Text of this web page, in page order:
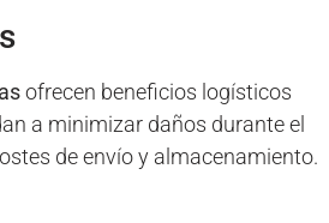
ofrecen beneficios logísticos
a minimizar daños durante el
de envío y almacenamiento.